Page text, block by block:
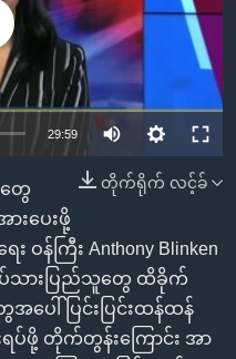
း
available
29:59
တိုက်ရိုက် လင့်ခ်
တွေ
းပေးဖို့
ဝန်ကြီး Anthony Blinken
ပ်သားပြည်သူတွေ ထိခိုက်
ေါ် ပြင်းပြင်းထန်ထန်
ရပ်ဖို့ တိုက်တွန်းကြောင်း အာ